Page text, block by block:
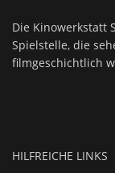
Die Kinowerkstatt
Spielstelle, die
filmgeschichtlich
HILFREICHE LINKS